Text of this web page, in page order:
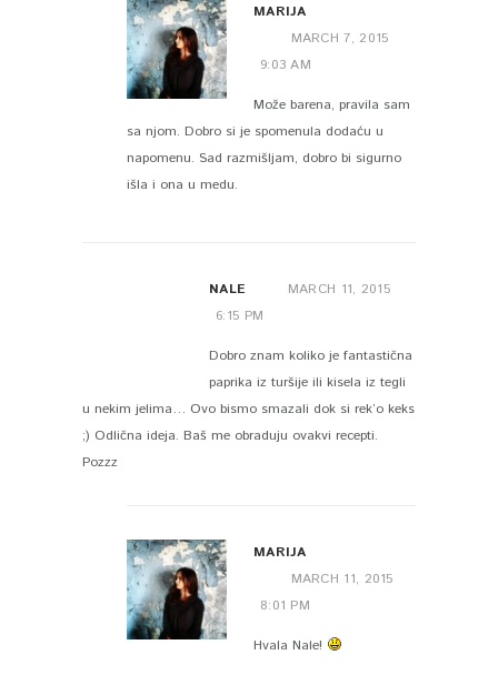
MARIJA
MARCH 7, 2015
9:03 AM
Može barena, pravila sam
sa njom. Dobro si je spomenula dodaću u
napomenu. Sad razmišljam, dobro bi sigurno
išla i ona u medu.
NALE
MARCH 11, 2015
6:15 PM
Dobro znam koliko je fantastična
paprika iz turšije ili kisela iz tegli
u nekim jelima… Ovo bismo smazali dok si rek’o keks
;) Odlična ideja. Baš me obraduju ovakvi recepti.
Pozzz
MARIJA
MARCH 11, 2015
8:01 PM
Hvala Nale!